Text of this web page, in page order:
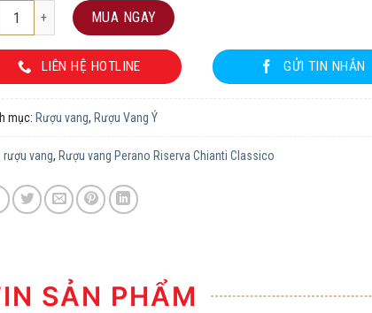
vang Perano Riserva Chianti Classico số lượng
MUA NGAY
LIÊN HỆ HOTLINE GỬI TIN NHẮN
mục: Rượu vang, Rượu Vang Ý
rượu vang, Rượu vang Perano Riserva Chianti Classico
SẢN PHẨM